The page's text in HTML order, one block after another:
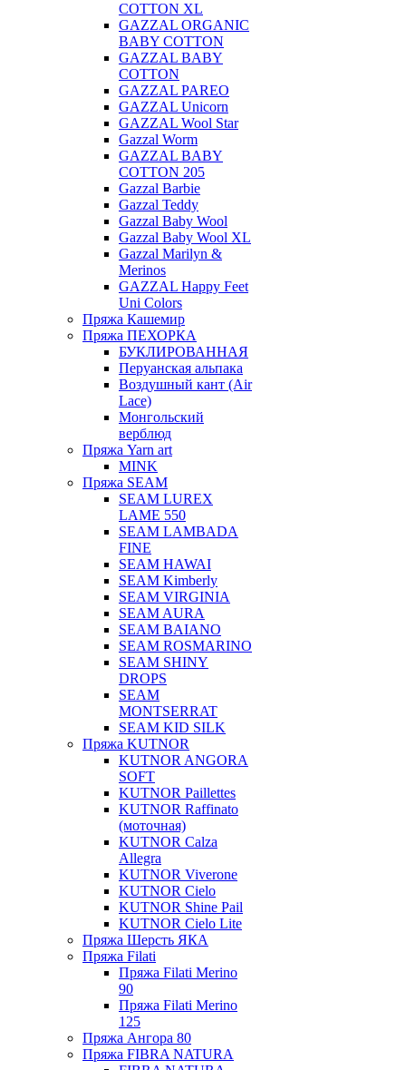
COTTON XL
GAZZAL ORGANIC
BABY COTTON
GAZZAL BABY
COTTON
GAZZAL PAREO
GAZZAL Unicorn
GAZZAL Wool Star
Gazzal Worm
GAZZAL BABY
COTTON 205
Gazzal Barbie
Gazzal Teddy
Gazzal Baby Wool
Gazzal Baby Wool XL
Gazzal Marilyn &
Merinos
GAZZAL Happy Feet
Uni Colors
Пряжа Кашемир
Пряжа ПЕХОРКА
БУКЛИРОВАННАЯ
Перуанская альпака
Воздушный кант (Air
Lace)
Монгольский
верблюд
Пряжа Yarn art
MINK
Пряжа SEAM
SEAM LUREX
LAME 550
SEAM LAMBADA
FINE
SEAM HAWAI
SEAM Kimberly
SEAM VIRGINIA
SEAM AURA
SEAM BAIANO
SEAM ROSMARINO
SEAM SHINY
DROPS
SEAM
MONTSERRAT
SEAM KID SILK
Пряжа KUTNOR
KUTNOR ANGORA
SOFT
KUTNOR Paillettes
KUTNOR Raffinato
(моточная)
KUTNOR Calza
Allegra
KUTNOR Viverone
KUTNOR Cielo
KUTNOR Shine Pail
KUTNOR Cielo Lite
Пряжа Шерсть ЯКА
Пряжа Filati
Пряжа Filati Merino
90
Пряжа Filati Merino
125
Пряжа Ангора 80
Пряжа FIBRA NATURA